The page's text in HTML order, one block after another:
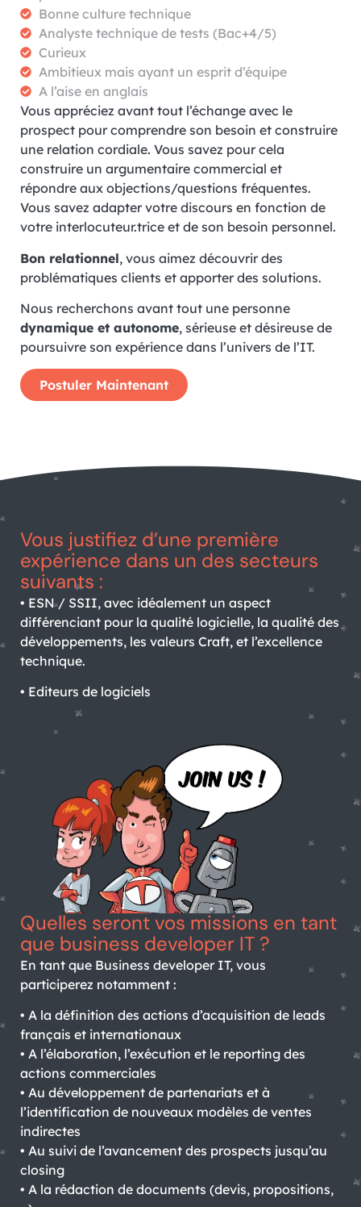
Bonne culture technique
Analyste technique de tests (Bac+4/5)
Curieux
Ambitieux mais ayant un esprit d’équipe
A l’aise en anglais
Vous appréciez avant tout l’échange avec le
prospect pour comprendre son besoin et construire
une relation cordiale. Vous savez pour cela
construire un argumentaire commercial et
répondre aux objections/questions fréquentes.
Vous savez adapter votre discours en fonction de
votre interlocuteur.trice et de son besoin personnel.
Bon relationnel, vous aimez découvrir des
problématiques clients et apporter des solutions.
Nous recherchons avant tout une personne
dynamique et autonome, sérieuse et désireuse de
poursuivre son expérience dans l’univers de l’IT.
Postuler Maintenant
Vous justifiez d’une première
expérience dans un des secteurs
suivants :
• ESN / SSII, avec idéalement un aspect
différenciant pour la qualité logicielle, la qualité des
développements, les valeurs Craft, et l’excellence
technique.
• Editeurs de logiciels
Quelles seront vos missions en tant
que business developer IT ?
En tant que Business developer IT, vous
participerez notamment :
• A la définition des actions d’acquisition de leads
français et internationaux
• A l’élaboration, l’exécution et le reporting des
actions commerciales
• Au développement de partenariats et à
l’identification de nouveaux modèles de ventes
indirectes
• Au suivi de l’avancement des prospects jusqu’au
closing
• A la rédaction de documents (devis, propositions,